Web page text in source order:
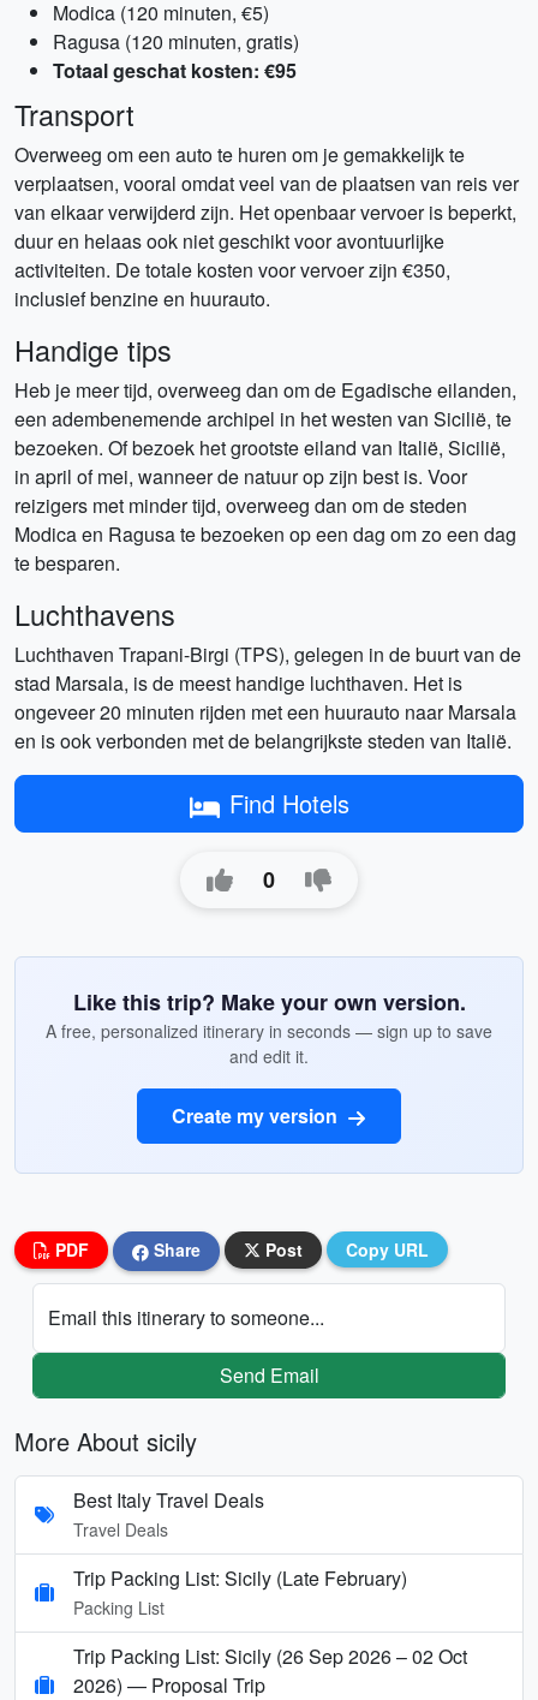
Modica (120 minuten, €5)
Ragusa (120 minuten, gratis)
Totaal geschat kosten: €95
Transport
Overweeg om een ​​auto te huren om je gemakkelijk te
verplaatsen, vooral omdat veel van de plaatsen van reis ver
van elkaar verwijderd zijn. Het openbaar vervoer is beperkt,
duur en helaas ook niet geschikt voor avontuurlijke
activiteiten. De totale kosten voor vervoer zijn €350,
inclusief benzine en huurauto.
Handige tips
Heb je meer tijd, overweeg dan om de Egadische eilanden,
een adembenemende archipel in het westen van Sicilië, te
bezoeken. Of bezoek het grootste eiland van Italië, Sicilië,
in april of mei, wanneer de natuur op zijn best is. Voor
reizigers met minder tijd, overweeg dan om de steden
Modica en Ragusa te bezoeken op een dag om zo een dag
te besparen.
Luchthavens
Luchthaven Trapani-Birgi (TPS), gelegen in de buurt van de
stad Marsala, is de meest handige luchthaven. Het is
ongeveer 20 minuten rijden met een huurauto naar Marsala
en is ook verbonden met de belangrijkste steden van Italië.
Find Hotels
0
Like this trip? Make your own version.
A free, personalized itinerary in seconds — sign up to save
and edit it.
Create my version
PDF Share Post Copy URL
Email this itinerary to someone...
Send Email
More About sicily
Best Italy Travel Deals
Travel Deals
Trip Packing List: Sicily (Late February)
Packing List
Trip Packing List: Sicily (26 Sep 2026 – 02 Oct
2026) — Proposal Trip